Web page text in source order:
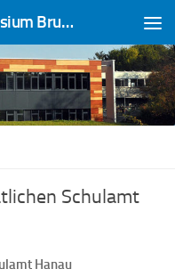
Lichtenberg-Oberstufengymnasium Bruchköbel
Schulamt
Hanau